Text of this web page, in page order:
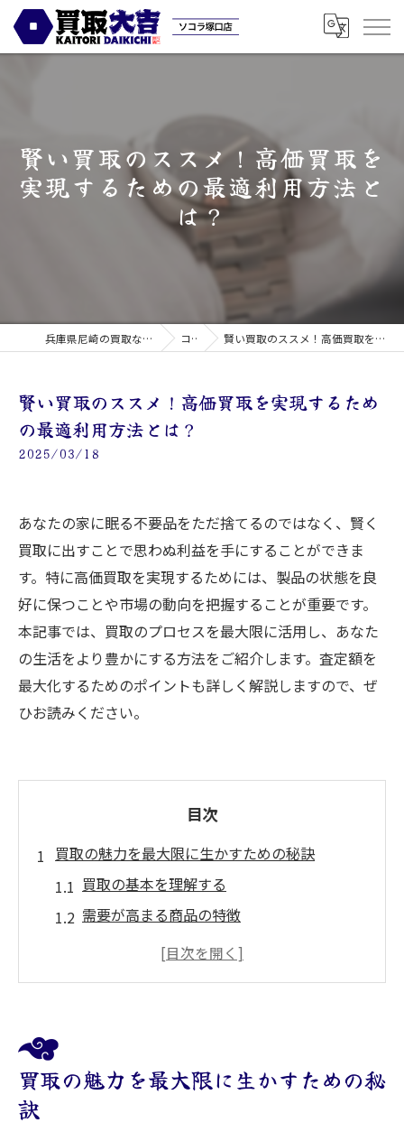
賢い買取のススメ！高価買取を
実現するための最適利用方法と
は？
兵庫県尼崎の買取なら買取大吉ソコラ塚口店 コラム 賢い買取のススメ！高価買取を実現するための最適利用方法とは？
賢い買取のススメ！高価買取を実現するため
の最適利用方法とは？
2025/03/18
あなたの家に眠る不要品をただ捨てるのではなく、賢く
買取に出すことで思わぬ利益を手にすることができま
す。特に高価買取を実現するためには、製品の状態を良
好に保つことや市場の動向を把握することが重要です。
本記事では、買取のプロセスを最大限に活用し、あなた
の生活をより豊かにする方法をご紹介します。査定額を
最大化するためのポイントも詳しく解説しますので、ぜ
ひお読みください。
目次
買取の魅力を最大限に生かすための秘訣
買取の基本を理解する
需要が高まる商品の特徴
中古市場のトレンドを把握する
高価買取を目指すための準備と心構え
高価買取に欠かせない商品の手入れ方法
買取の魅力を最大限に生かすための秘
訣